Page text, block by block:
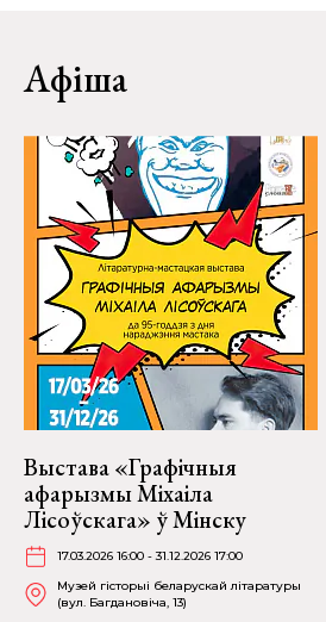
Афіша
Выстава «Графічныя
афарызмы Міхаіла
Лісоўскага» ў Мінску
17.03.2026 16:00 - 31.12.2026 17:00
Музей гісторыі беларускай літаратуры
(вул. Багдановіча, 13)